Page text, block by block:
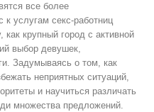
все более
к услугам секс-работниц
крупный город с активной
выбор девушек,
Задумываясь о том, как
неприятных ситуаций,
и научиться различать
множества предложений.